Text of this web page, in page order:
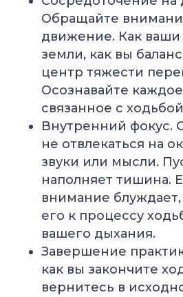
Обращайте
движение. Как ваши
земли, как вы
центр тяжести
Осознавайте
связанное с
Внутренний фокус.
не отвлекаться на
звуки или мысли.
наполняет тишина.
внимание
его к процессу
вашего дыхания.
Завершение
как вы закончите
вернитесь в